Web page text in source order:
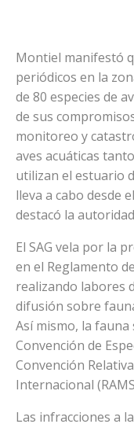
Montiel manifestó
periódicos en la
de 80 especies de
de sus
monitoreo y
aves acuáticas
utilizan el estuario
lleva a cabo desde
destacó la
El SAG vela por la
en el Reglamento
realizando labores
difusión sobre
Así mismo, la
Convención de
Convención
Internacional
Las infracciones a